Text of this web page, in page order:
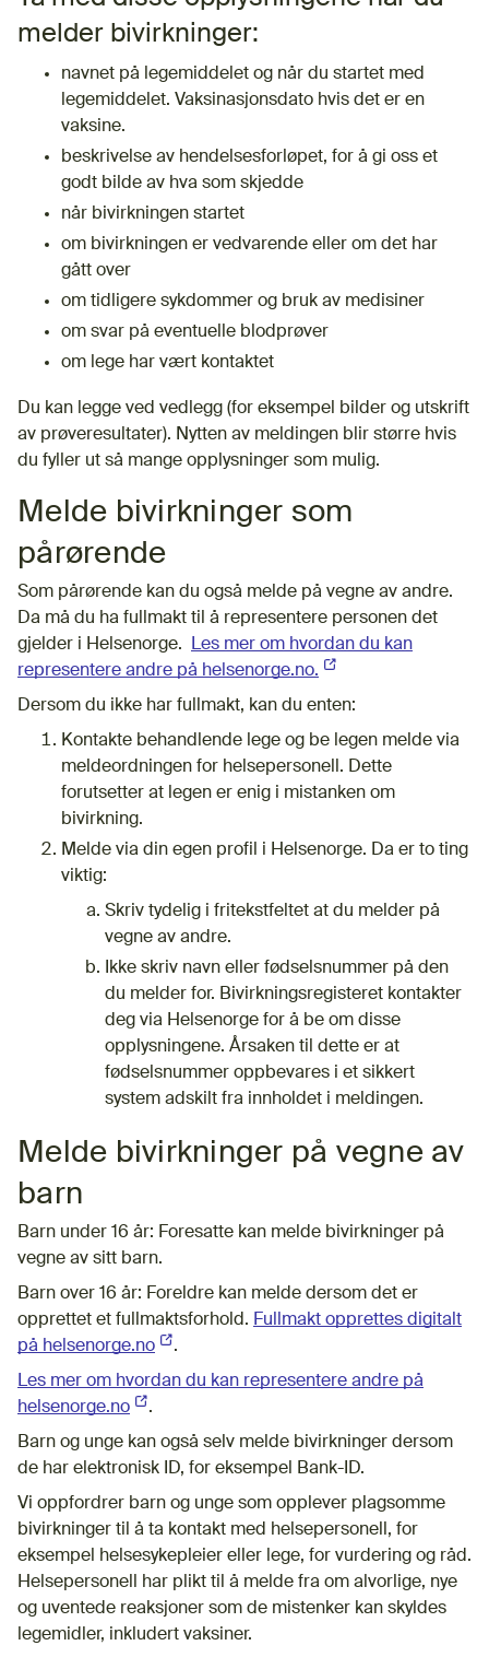
melder bivirkninger:
navnet på legemiddelet og når du startet med
legemiddelet. Vaksinasjonsdato hvis det er en
vaksine.
beskrivelse av hendelsesforløpet, for å gi oss et
godt bilde av hva som skjedde
når bivirkningen startet
om bivirkningen er vedvarende eller om det har
gått over
om tidligere sykdommer og bruk av medisiner
om svar på eventuelle blodprøver
om lege har vært kontaktet
Du kan legge ved vedlegg (for eksempel bilder og utskrift
av prøveresultater). Nytten av meldingen blir større hvis
du fyller ut så mange opplysninger som mulig.
Melde bivirkninger som
pårørende
Som pårørende kan du også melde på vegne av andre.
Da må du ha fullmakt til å representere personen det
gjelder i Helsenorge.
Les mer om hvordan du kan
representere andre på helsenorge.no. (Ekstern lenke)
Dersom du ikke har fullmakt, kan du enten:
Kontakte behandlende lege og be legen melde via
meldeordningen for helsepersonell. Dette
forutsetter at legen er enig i mistanken om
bivirkning.
Melde via din egen profil i Helsenorge. Da er to ting
viktig:
Skriv tydelig i fritekstfeltet at du melder på
vegne av andre.
Ikke skriv navn eller fødselsnummer på den
du melder for. Bivirkningsregisteret kontakter
deg via Helsenorge for å be om disse
opplysningene. Årsaken til dette er at
fødselsnummer oppbevares i et sikkert
system adskilt fra innholdet i meldingen.
Melde bivirkninger på vegne av
barn
Barn under 16 år: Foresatte kan melde bivirkninger på
vegne av sitt barn.
Barn over 16 år: Foreldre kan melde dersom det er
opprettet et fullmaktsforhold. Fullmakt opprettes digitalt
på helsenorge.no (Ekstern lenke)
.
Les mer om hvordan du kan representere andre på
helsenorge.no (Ekstern lenke)
.
Barn og unge kan også selv melde bivirkninger dersom
de har elektronisk ID, for eksempel Bank-ID.
Vi oppfordrer barn og unge som opplever plagsomme
bivirkninger til å ta kontakt med helsepersonell, for
eksempel helsesykepleier eller lege, for vurdering og råd.
Helsepersonell har plikt til å melde fra om alvorlige, nye
og uventede reaksjoner som de mistenker kan skyldes
legemidler, inkludert vaksiner.